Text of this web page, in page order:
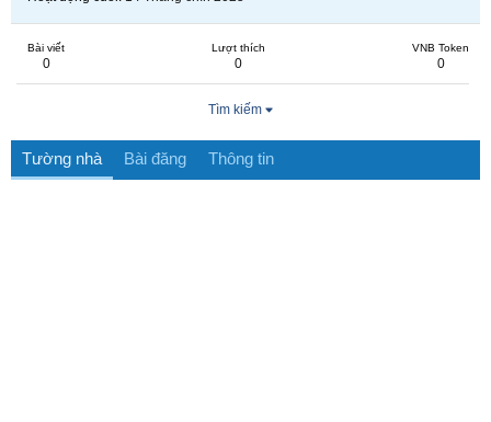
Bài viết
0
Lượt thích
0
VNB Token
0
Tìm kiếm
Tường nhà Bài đăng Thông tin